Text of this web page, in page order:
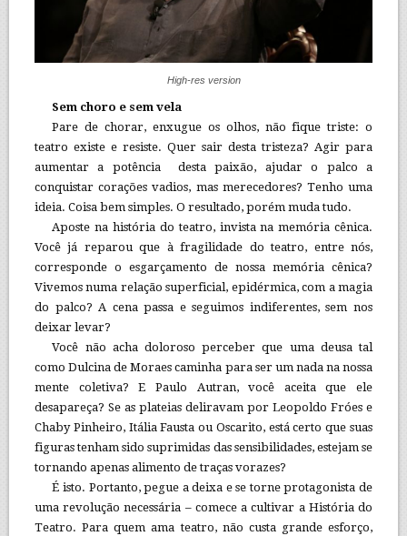
High-res version
Sem choro e sem vela
Pare de chorar, enxugue os olhos, não fique triste: o
teatro existe e resiste. Quer sair desta tristeza? Agir para
aumentar a potência desta paixão, ajudar o palco a
conquistar corações vadios, mas merecedores? Tenho uma
ideia. Coisa bem simples. O resultado, porém muda tudo.
Aposte na história do teatro, invista na memória cênica.
Você já reparou que à fragilidade do teatro, entre nós,
corresponde o esgarçamento de nossa memória cênica?
Vivemos numa relação superficial, epidérmica, com a magia
do palco? A cena passa e seguimos indiferentes, sem nos
deixar levar?
Você não acha doloroso perceber que uma deusa tal
como Dulcina de Moraes caminha para ser um nada na nossa
mente coletiva? E Paulo Autran, você aceita que ele
desapareça? Se as plateias deliravam por Leopoldo Fróes e
Chaby Pinheiro, Itália Fausta ou Oscarito, está certo que suas
figuras tenham sido suprimidas das sensibilidades, estejam se
tornando apenas alimento de traças vorazes?
É isto. Portanto, pegue a deixa e se torne protagonista de
uma revolução necessária – comece a cultivar a História do
Teatro. Para quem ama teatro, não custa grande esforço,